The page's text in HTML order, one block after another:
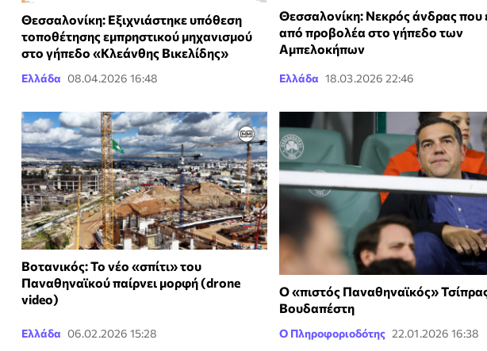
Θεσσαλονίκη: Εξιχνιάστηκε υπόθεση
τοποθέτησης εμπρηστικού μηχανισμού
στο γήπεδο «Κλεάνθης Βικελίδης»
Ελλάδα 08.04.2026 16:48
Θεσσαλονίκη: Νεκρός άνδρας που
από προβολέα στο γήπεδο των
Αμπελοκήπων
Ελλάδα 18.03.2026 22:46
Βοτανικός: Το νέο «σπίτι» του
Παναθηναϊκού παίρνει μορφή (drone
video)
Ελλάδα 06.02.2026 15:28
Ο «πιστός Παναθηναϊκός»
Βουδαπέστη
Ο Πληροφοριοδότης 22.01.2026 16:38